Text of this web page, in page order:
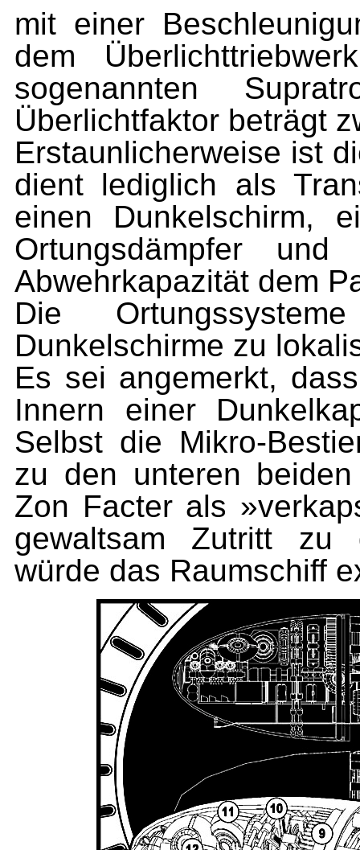
mit einer
dem
sogenannten
Überlichtfaktor beträgt
Erstaunlicherweise ist
dient lediglich als
einen Dunkelschirm,
Ortungsdämpfer
Abwehrkapazität dem
Die
Dunkelschirme zu
Es sei angemerkt,
Innern einer
Selbst die Mikro-
zu den unteren
Zon Facter als
gewaltsam Zutritt zu
würde das Raumschiff